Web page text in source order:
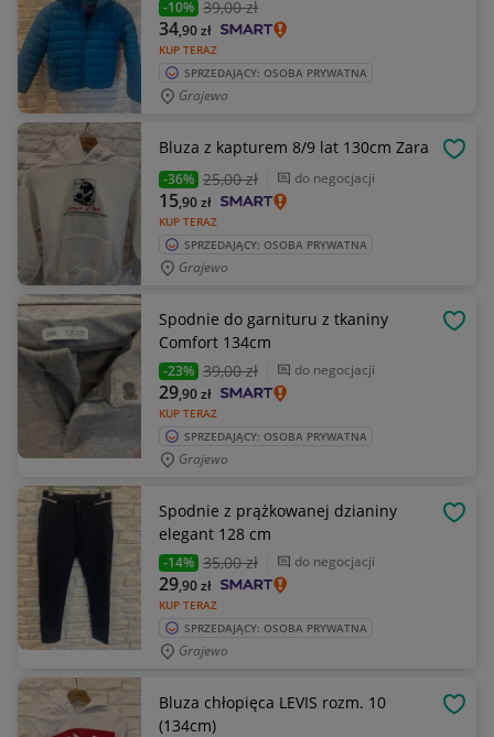
-10% 39,00 zł
KUP TERAZ
34,90zł
SPRZEDAJĄCY: OSOBA PRYWATNA
Grajewo
Bluza z kapturem 8/9 lat 130cm Zara
-36% 25,00 zł do negocjacji
KUP TERAZ
15,90zł
SPRZEDAJĄCY: OSOBA PRYWATNA
Grajewo
Spodnie do garnituru z tkaniny
Comfort 134cm
-23% 39,00 zł do negocjacji
KUP TERAZ
29,90zł
SPRZEDAJĄCY: OSOBA PRYWATNA
Grajewo
Spodnie z prążkowanej dzianiny
elegant 128 cm
-14% 35,00 zł do negocjacji
KUP TERAZ
29,90zł
SPRZEDAJĄCY: OSOBA PRYWATNA
Grajewo
Bluza chłopięca LEVIS rozm. 10
(134cm)